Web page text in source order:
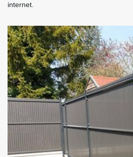
internet.